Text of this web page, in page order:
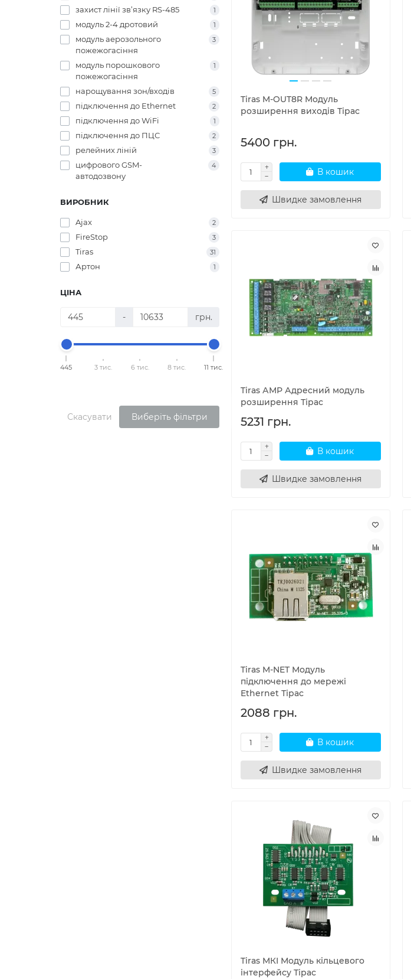
захист лінії зв’язку RS-485 1
модуль 2-4 дротовий 1
модуль аерозольного
пожежогасіння
3
модуль порошкового
пожежогасіння
1
нарощування зон/входів 5
підключення до Ethernet 2
підключення до WiFi 1
підключення до ПЦС 2
релейних ліній 3
цифрового GSM-
автодозвону
4
ВИРОБНИК
Ajax 2
FireStop 3
Tiras 31
Артон 1
ЦІНА
- грн.
445 3 тис. 6 тис. 8 тис. 11 тис.
Скасувати Виберіть фільтри
Tiras M-OUT8R Модуль
розширення виходів Тірас
5400 грн.
В кошик
Швидке замовлення
Tiras АМР Адресний модуль
розширення Тірас
5231 грн.
В кошик
Швидке замовлення
Tiras М-NET Модуль
підключення до мережі
Ethernet Тірас
2088 грн.
В кошик
Швидке замовлення
Tiras МКІ Модуль кільцевого
інтерфейсу Тірас